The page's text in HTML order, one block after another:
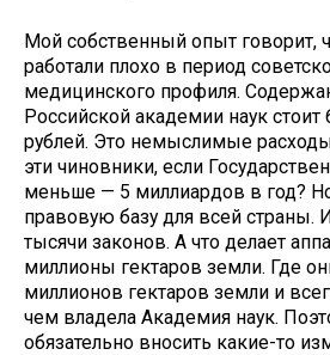
Мой собственный опыт говорит,
работали плохо в период
медицинского профиля.
Российской академии наук
рублей. Это немыслимые
эти чиновники, если
меньше — 5 миллиардов в год?
правовую базу для всей страны.
тысячи законов. А что делает
миллионы гектаров земли. Где
миллионов гектаров земли и
чем владела Академия наук.
обязательно вносить какие-то